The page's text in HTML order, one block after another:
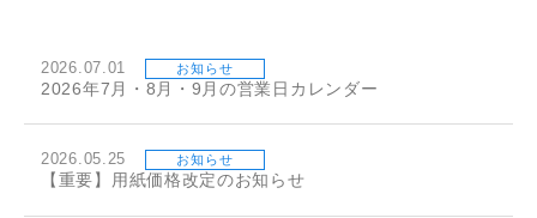
2026.07.01 お知らせ
2026年7月・8月・9月の営業日カレンダー
2026.05.25 お知らせ
【重要】用紙価格改定のお知らせ